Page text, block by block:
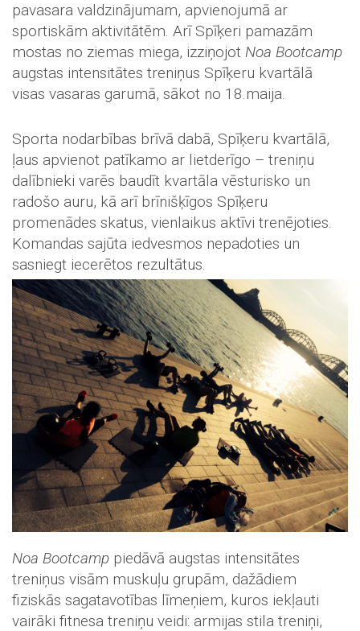
pavasara valdzinājumam, apvienojumā ar
sportiskām aktivitātēm. Arī Spīķeri pamazām
mostas no ziemas miega, izziņojot Noa Bootcamp
augstas intensitātes treniņus Spīķeru kvartālā
visas vasaras garumā, sākot no 18.maija.
Sporta nodarbības brīvā dabā, Spīķeru kvartālā,
ļaus apvienot patīkamo ar lietderīgo – treniņu
dalībnieki varēs baudīt kvartāla vēsturisko un
radošo auru, kā arī brīnišķīgos Spīķeru
promenādes skatus, vienlaikus aktīvi trenējoties.
Komandas sajūta iedvesmos nepadoties un
sasniegt iecerētos rezultātus.
Noa Bootcamp piedāvā augstas intensitātes
treniņus visām muskuļu grupām, dažādiem
fiziskās sagatavotības līmeņiem, kuros iekļauti
vairāki fitnesa treniņu veidi: armijas stila treniņi,